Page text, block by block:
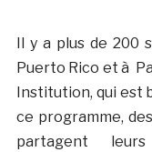
Il y a plus de 200
Puerto Rico et à
Institution, qui est
ce programme,
partagent